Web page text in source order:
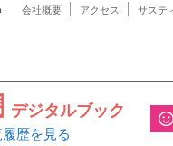
会社概要 アクセス サステ
デジタルブック
歴を見る